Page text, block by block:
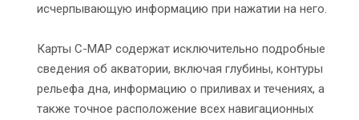
исчерпывающую информацию при нажатии на него.
Карты C-MAP содержат исключительно подробные
сведения об акватории, включая глубины, контуры
рельефа дна, информацию о приливах и течениях, а
также точное расположение всех навигационных